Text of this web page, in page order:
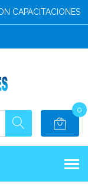
CAPACITACIONES
0